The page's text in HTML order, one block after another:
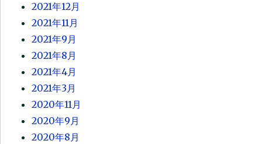
2021年12月
2021年11月
2021年9月
2021年8月
2021年4月
2021年3月
2020年11月
2020年9月
2020年8月